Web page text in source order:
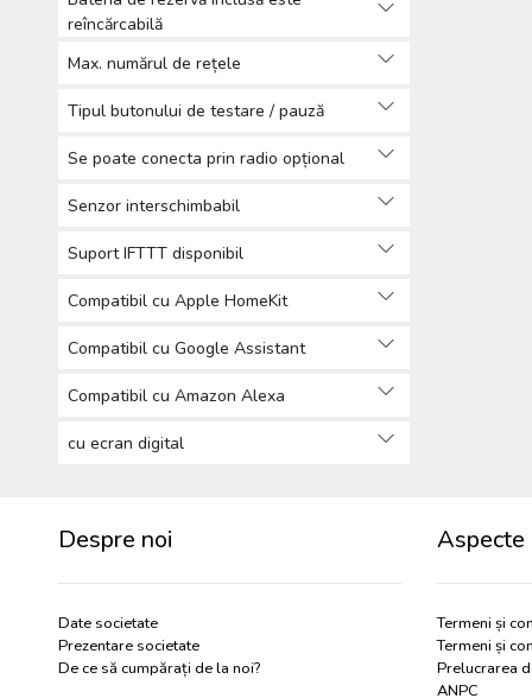
reîncărcabilă
Max. numărul de rețele
Tipul butonului de testare / pauză
Se poate conecta prin radio opțional
Senzor interschimbabil
Suport IFTTT disponibil
Compatibil cu Apple HomeKit
Compatibil cu Google Assistant
Compatibil cu Amazon Alexa
cu ecran digital
Despre noi
Date societate
Prezentare societate
De ce să cumpărați de la noi?
Aspecte
Termeni și
Termeni și
Prelucrarea
ANPC